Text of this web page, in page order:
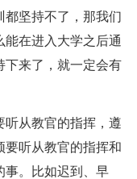
都坚持不了，那我们
能在进入大学之后通
下来了，就一定会有
听从教官的指挥，遵
要听从教官的指挥和
事。比如迟到、早